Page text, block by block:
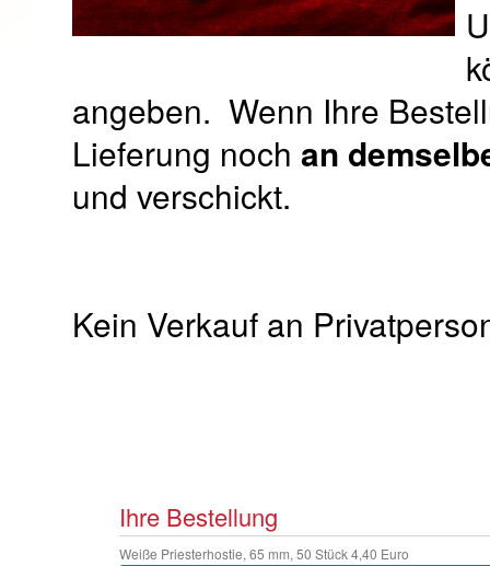
angeben. Wenn Ihre
Lieferung noch an
und verschickt.
Kein Verkauf an
Ihre Bestellung
Weiße Priesterhostie, 65 mm, 50 Stück 4,40 Euro